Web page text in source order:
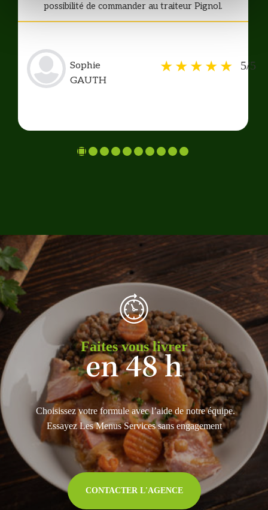
possibilité de commander au traiteur Pignol.
Sophie
GAUTH
5/5
Faites vous livrer
en 48 h
Choisissez votre formule avec l’aide de notre équipe.
Essayez Les Menus Services sans engagement
CONTACTER L'AGENCE